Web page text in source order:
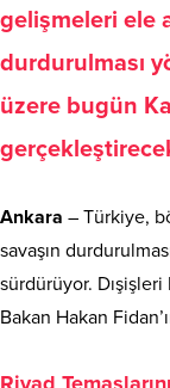
gelişmeleri ele
durdurulması
üzere bugün
Ankara – Türkiye,
savaşın
sürdürüyor. Dışişleri
Bakan Hakan